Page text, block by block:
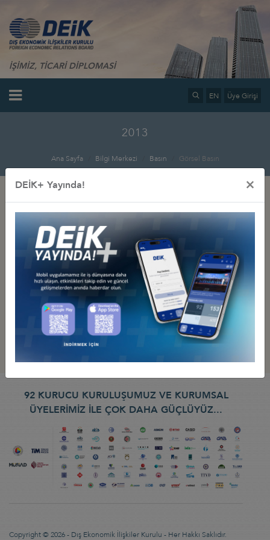
İŞİMİZ, TİCARİ DİPLOMASİ
EN Üye Girişi
2013
Ana Sayfa Bilgi Merkezi Basın Görsel Basın
İlgili Dosyalar
Küresel Mart 2013
Küresel Kasım 2013
Küresel Eylül 2013
Küresel Haziran 2013
Küresel Mayıs 2013
Küresel Nisan 2013
Küresel Aralık 2013
92 KURUCU KURULUŞUMUZ VE KURUMSAL
ÜYELERİMİZ İLE ÇOK DAHA GÜÇLÜYÜZ...
Copyright © 2026 - Dış Ekonomik İlişkiler Kurulu - Her Hakkı Saklıdır.
DEİK+ Yayında! ×